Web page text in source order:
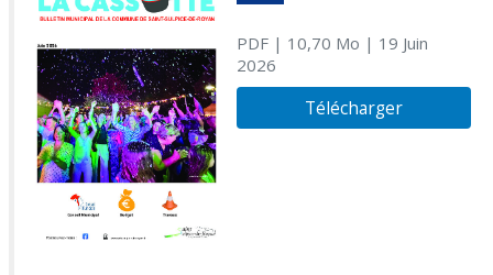
PDF| 10,70 Mo | 19 Juin
2026
Télécharger